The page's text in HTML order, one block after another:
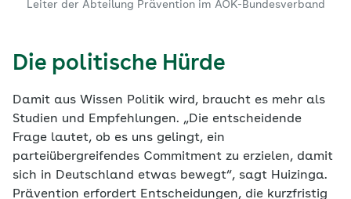
Leiter der Abteilung Prävention im AOK-Bundesverband
Die politische Hürde
Damit aus Wissen Politik wird, braucht es mehr als
Studien und Empfehlungen. „Die entscheidende
Frage lautet, ob es uns gelingt, ein
parteiübergreifendes Commitment zu erzielen, damit
sich in Deutschland etwas bewegt“, sagt Huizinga.
Prävention erfordert Entscheidungen, die kurzfristig